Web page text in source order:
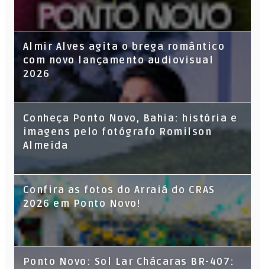
Almir Alves agita o brega romântico
com novo lançamento audiovisual
2026
Conheça Ponto Novo, Bahia: história e
imagens pelo fotógrafo Romilson
Almeida
Confira as fotos do Arraiá do CRAS
2026 em Ponto Novo!
Ponto Novo: Sol Lar Chácaras BR-407: